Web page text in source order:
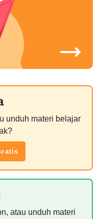
unduh materi belajar
atau unduh materi